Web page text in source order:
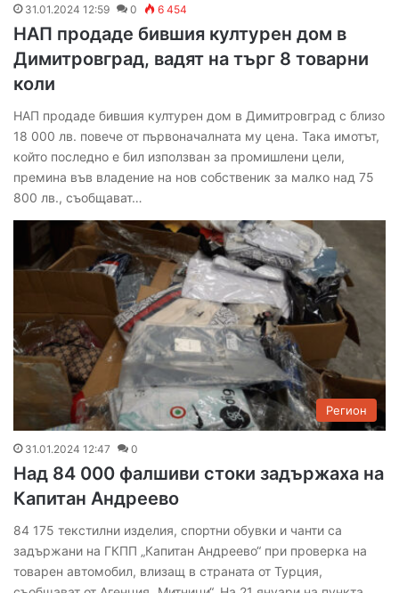
31.01.2024 12:59 0 6 454
НАП продаде бившия културен дом в
Димитровград, вадят на търг 8 товарни
коли
НАП продаде бившия културен дом в Димитровград с близо
18 000 лв. повече от първоначалната му цена. Така имотът,
който последно е бил използван за промишлени цели,
премина във владение на нов собственик за малко над 75
800 лв., съобщават…
Регион
31.01.2024 12:47 0
Над 84 000 фалшиви стоки задържаха на
Капитан Андреево
84 175 текстилни изделия, спортни обувки и чанти са
задържани на ГКПП „Капитан Андреево“ при проверка на
товарен автомобил, влизащ в страната от Турция,